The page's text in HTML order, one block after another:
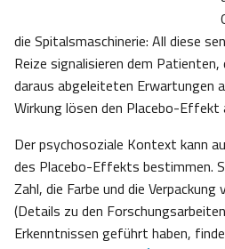
die Spitalsmaschinerie: All diese
Reize signalisieren dem
daraus abgeleiteten Erwartungen
Wirkung lösen den Placebo-Effekt
Der psychosoziale Kontext kann
des Placebo-Effekts bestimmen.
Zahl, die Farbe und die
(Details zu den
Erkenntnissen geführt haben,